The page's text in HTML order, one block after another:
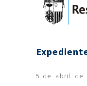
5 de abril de